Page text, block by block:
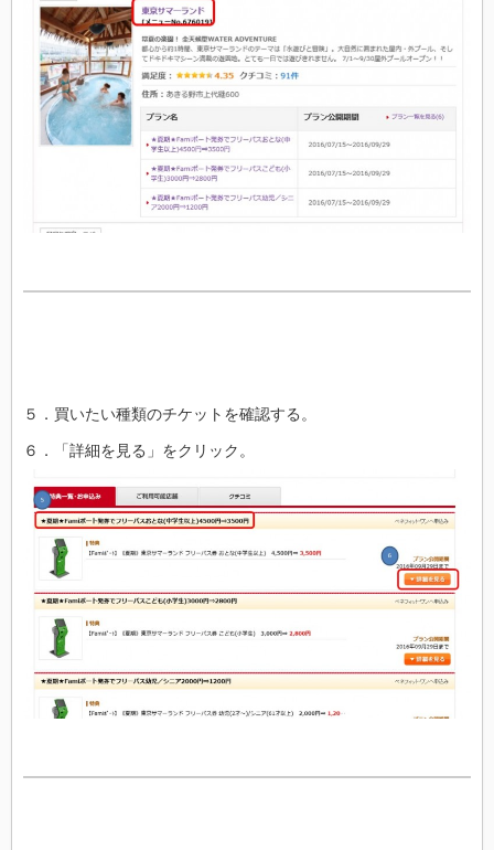
５．買いたい種類のチケットを確認する。
６．「詳細を見る」をクリック。